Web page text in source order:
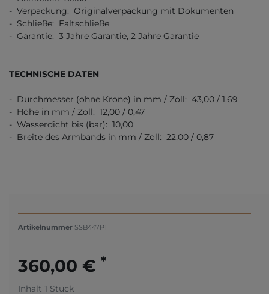
- Verpackung: Originalverpackung mit Dokumenten
- Schließe: Faltschließe
- Garantie: 3 Jahre Garantie, 2 Jahre Garantie
TECHNISCHE DATEN
- Durchmesser (ohne Krone) in mm / Zoll: 43,00 / 1,69
- Höhe in mm / Zoll: 12,00 / 0,47
- Wasserdicht bis (bar): 10,00
- Breite des Armbands in mm / Zoll: 22,00 / 0,87
Artikelnummer SSB447P1
360,00 € *
Inhalt 1 Stück